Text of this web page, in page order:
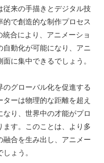
来の手描きとデジタル技
で創造的な制作プロセス
合により、アニメーショ
動化が可能になり、アニ
に集中できるでしょう。
のグローバル化を促進する
ーは物理的な距離を超え
り、世界中の才能がプロ
ます。このことは、より多
合を生み出し、アニメー
ょう。